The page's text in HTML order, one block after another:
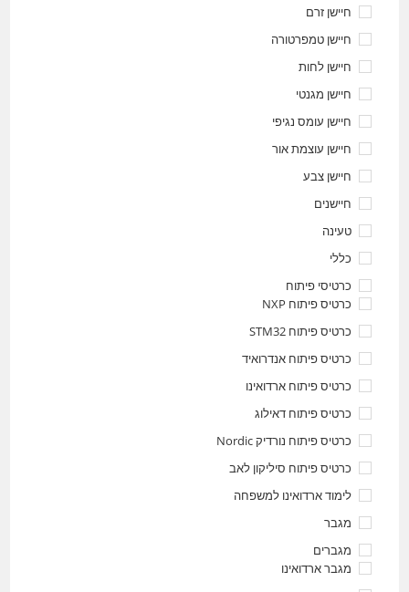
חיישן זרם
חיישן טמפרטורה
חיישן לחות
חיישן מגנטי
חיישן עומס נגיפי
חיישן עוצמת אור
חיישן צבע
חיישנים
טעינה
כללי
כרטיסי פיתוח
כרטיס פיתוח NXP
כרטיס פיתוח STM32
כרטיס פיתוח אנדרואיד
כרטיס פיתוח ארדואינו
כרטיס פיתוח דאילוג
כרטיס פיתוח נורדיק Nordic
כרטיס פיתוח סיליקון לאב
לימוד ארדואינו למשפחה
מגבר
מגברים
מגבר ארדואינו